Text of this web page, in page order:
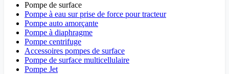
Pompe de surface
Pompe à eau sur prise de force pour tracteur
Pompe auto amorçante
Pompe à diaphragme
Pompe centrifuge
Accessoires pompes de surface
Pompe de surface multicellulaire
Pompe Jet